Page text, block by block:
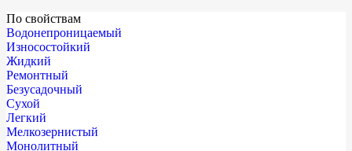
По свойствам
Водонепроницаемый
Износостойкий
Жидкий
Ремонтный
Безусадочный
Сухой
Легкий
Мелкозернистый
Монолитный